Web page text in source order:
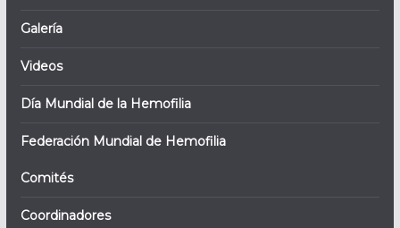
Galería
Videos
Día Mundial de la Hemofilia
Federación Mundial de Hemofilia
Comités
Coordinadores